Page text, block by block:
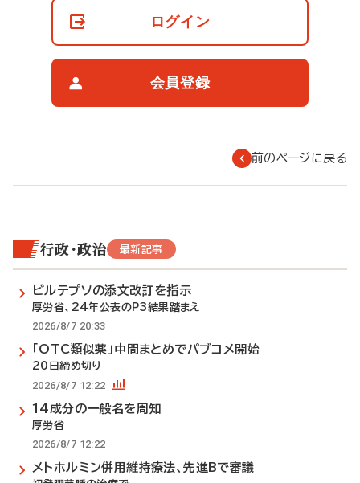
ログイン
会員登録
前のページに戻る
行政・政治 最新記事
ビルテプソの添文改訂を指示
厚労省、24年公表のP3結果踏まえ
2026/8/7 20:33
「OTC類似薬」中間まとめでパブコメ開始
20日締め切り
2026/8/7 12:22
14成分の一般名を周知
厚労省
2026/8/7 12:22
メトホルミン併用維持療法、先進Bで審議